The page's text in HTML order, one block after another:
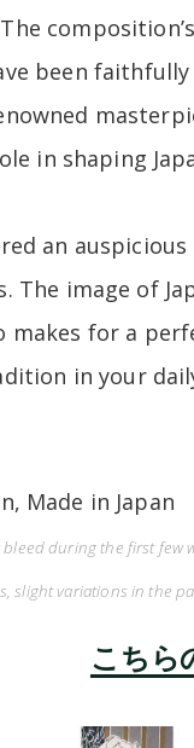
The
been
in shaping
an
The image of
makes for a
in your
Made in Japan
during the first few
slight variations in the